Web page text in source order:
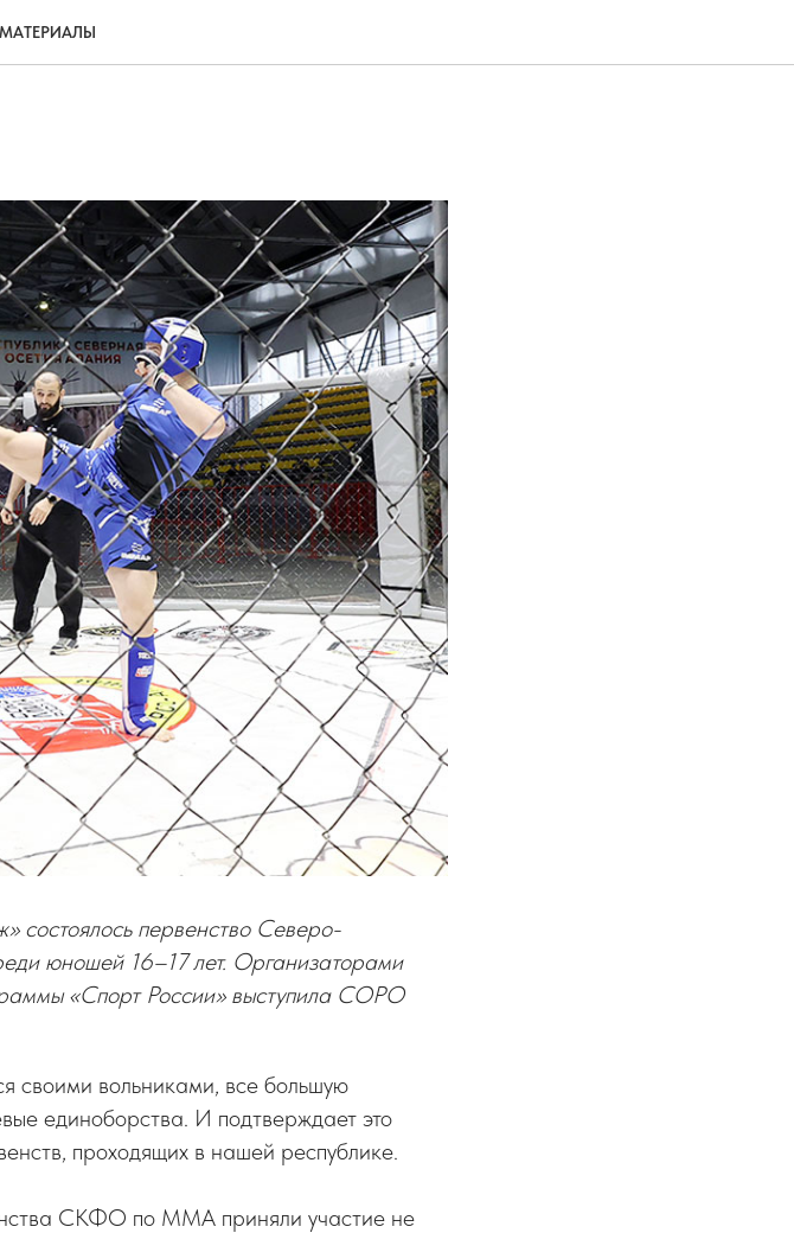
состоялось первенство Северо-
юношей 16–17 лет. Организаторами
«Спорт России» выступила СОРО
своими вольниками, все большую
единоборства. И подтверждает это
проходящих в нашей республике.
СКФО по ММА приняли участие не